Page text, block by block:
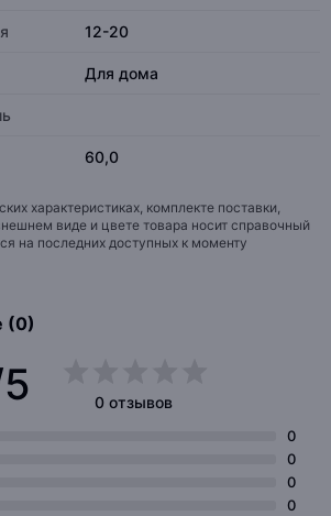
12-20
Для дома
60,0
характеристиках, комплекте поставки,
виде и цвете товара носит справочный
на последних доступных к моменту
(0)
0 отзывов
0
0
0
0